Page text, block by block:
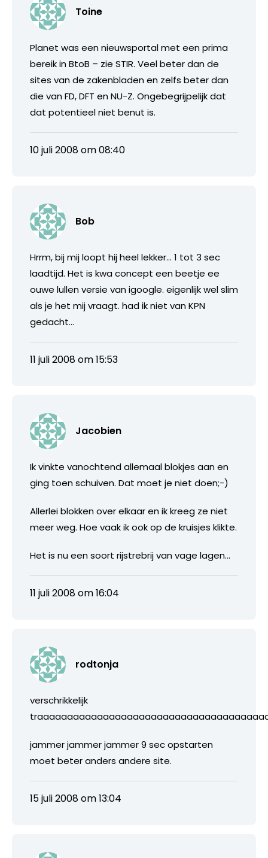
Toine
Planet was een nieuwsportal met een prima
bereik in BtoB – zie STIR. Veel beter dan de
sites van de zakenbladen en zelfs beter dan
die van FD, DFT en NU-Z. Ongebegrijpelijk dat
dat potentieel niet benut is.
10 juli 2008 om 08:40
Bob
Hrrm, bij mij loopt hij heel lekker… 1 tot 3 sec
laadtijd. Het is kwa concept een beetje ee
ouwe lullen versie van igoogle. eigenlijk wel slim
als je het mij vraagt. had ik niet van KPN
gedacht…
11 juli 2008 om 15:53
Jacobien
Ik vinkte vanochtend allemaal blokjes aan en
ging toen schuiven. Dat moet je niet doen;-)
Allerlei blokken over elkaar en ik kreeg ze niet
meer weg. Hoe vaak ik ook op de kruisjes klikte.
Het is nu een soort rijstrebrij van vage lagen…
11 juli 2008 om 16:04
rodtonja
verschrikkelijk
jammer jammer jammer 9 sec opstarten
moet beter anders andere site.
15 juli 2008 om 13:04